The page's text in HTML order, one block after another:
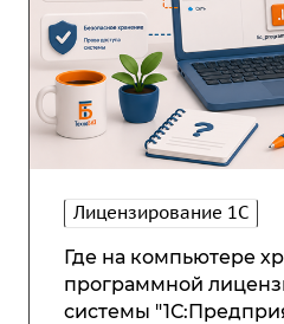
Лицензирование 1С
Где на компьютере
программной
системы